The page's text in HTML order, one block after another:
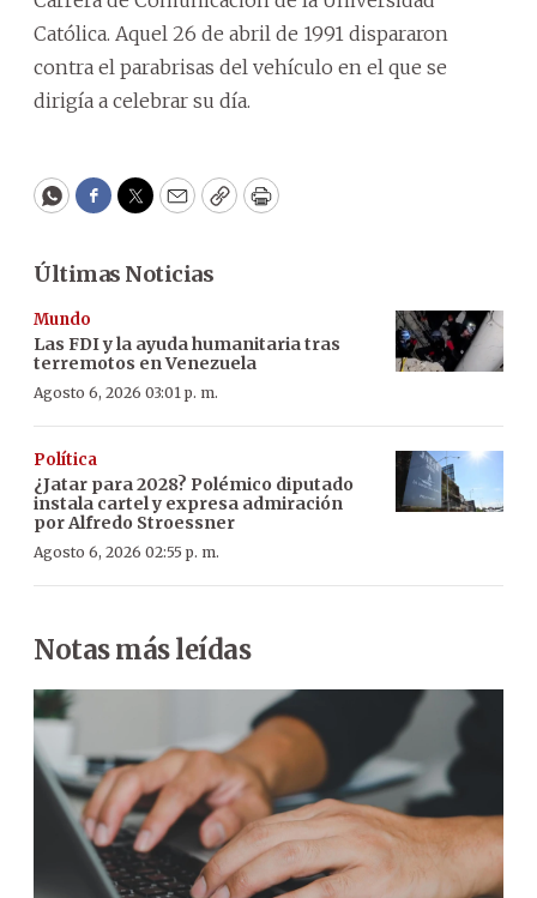
Católica. Aquel 26 de abril de 1991 dispararon
contra el parabrisas del vehículo en el que se
dirigía a celebrar su día.
WhatsApp
Facebook
Twitter
EmailCopyPrint
Últimas Noticias
Mundo
Las FDI y la ayuda humanitaria tras
terremotos en Venezuela
Agosto 6, 2026 03:01 p. m.
Política
¿Jatar para 2028? Polémico diputado
instala cartel y expresa admiración
por Alfredo Stroessner
Agosto 6, 2026 02:55 p. m.
Notas más leídas